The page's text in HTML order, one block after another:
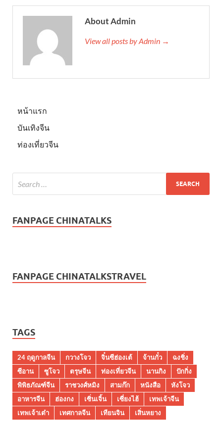
About Admin
View all posts by Admin →
หน้าแรก
บันเทิงจีน
ท่องเที่ยวจีน
FANPAGE CHINATALKS
FANPAGE CHINATALKSTRAVEL
TAGS
24 ฤดูกาลจีน กวางโจว จิ๋นซีฮ่องเต้ จ้านกั๋ว
ฉงชิ่ง
ซีอาน
ซูโจว ตรุษจีน ท่องเที่ยวจีน นานกิง
ปักกิ่ง
พิพิธภัณฑ์จีน
ราชวงศ์หมิง สามก๊ก หนังสือ
หังโจว
อาหารจีน
ฮ่องกง เซิ่นเจิ้น เซี่ยงไฮ้
เทพเจ้าจีน
เทพเจ้าเต๋า
เทศกาลจีน เทียนจิน เสิ่นหยาง